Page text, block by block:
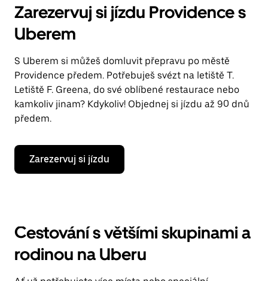
Zarezervuj si jízdu Providence s
Uberem
S Uberem si můžeš domluvit přepravu po městě
Providence předem. Potřebuješ svézt na letiště T.
Letiště F. Greena, do své oblíbené restaurace nebo
kamkoliv jinam? Kdykoliv! Objednej si jízdu až 90 dnů
předem.
Zarezervuj si jízdu
Cestování s většími skupinami a
rodinou na Uberu